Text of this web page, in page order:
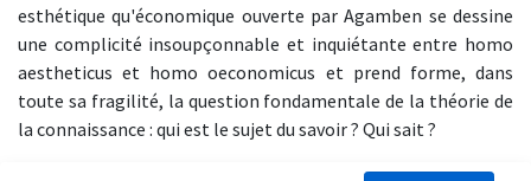
esthétique qu'économique ouverte par Agamben se dessine
une complicité insoupçonnable et inquiétante entre homo
aestheticus et homo oeconomicus et prend forme, dans
toute sa fragilité, la question fondamentale de la théorie de
la connaissance : qui est le sujet du savoir ? Qui sait ?